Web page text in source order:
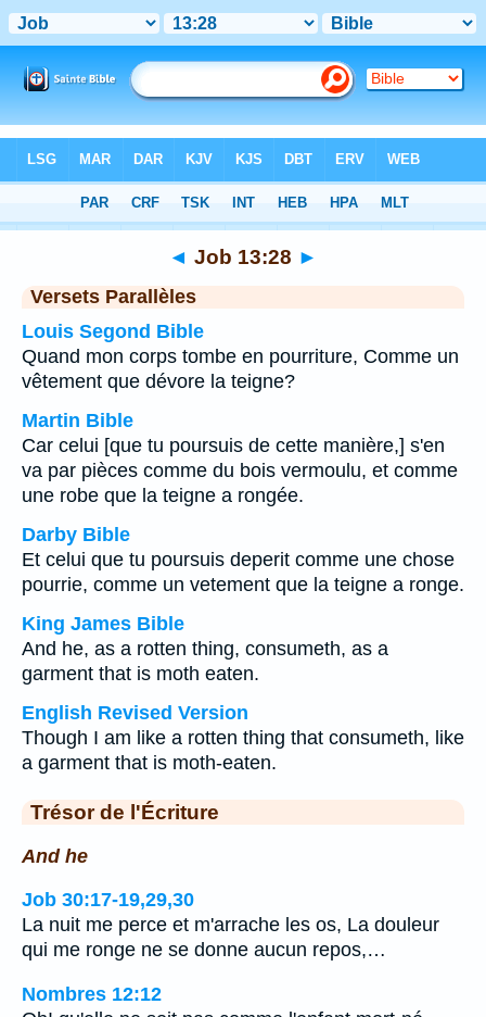
Chapitre 13 > Verset 28
◄ Job 13:28 ►
Versets Parallèles
Louis Segond Bible
Quand mon corps tombe en pourriture, Comme un
vêtement que dévore la teigne?
Martin Bible
Car celui [que tu poursuis de cette manière,] s'en
va par pièces comme du bois vermoulu, et comme
une robe que la teigne a rongée.
Darby Bible
Et celui que tu poursuis deperit comme une chose
pourrie, comme un vetement que la teigne a ronge.
King James Bible
And he, as a rotten thing, consumeth, as a
garment that is moth eaten.
English Revised Version
Though I am like a rotten thing that consumeth, like
a garment that is moth-eaten.
Trésor de l'Écriture
And he
Job 30:17-19,29,30
La nuit me perce et m'arrache les os, La douleur
qui me ronge ne se donne aucun repos,…
Nombres 12:12